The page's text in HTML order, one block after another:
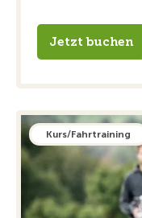
Jetzt buchen
Kurs/Fahrtraining